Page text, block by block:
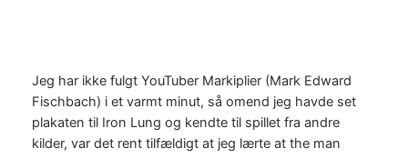
Jeg har ikke fulgt YouTuber Markiplier (Mark Edward
Fischbach) i et varmt minut, så omend jeg havde set
plakaten til Iron Lung og kendte til spillet fra andre
kilder, var det rent tilfældigt at jeg lærte at the man